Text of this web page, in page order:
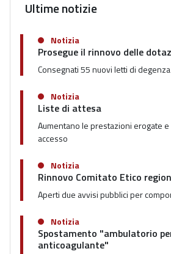
Ultime notizie
Notizia
Prosegue il rinnovo delle
Consegnati 55 nuovi letti di degenza
Notizia
Liste di attesa
Aumentano le prestazioni erogate
accesso
Notizia
Rinnovo Comitato Etico
Aperti due avvisi pubblici per
Notizia
Spostamento "ambulatorio
anticoagulante"